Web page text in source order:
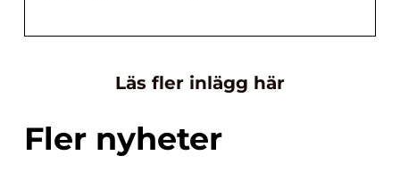
Läs fler inlägg här
Fler nyheter